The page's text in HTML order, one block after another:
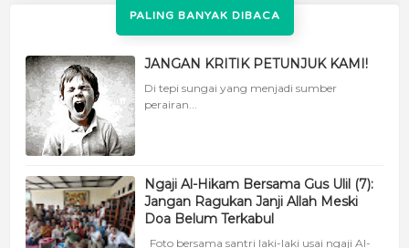
PALING BANYAK DIBACA
JANGAN KRITIK PETUNJUK KAMI!
Di tepi sungai yang menjadi sumber
perairan...
Ngaji Al-Hikam Bersama Gus Ulil (7):
Jangan Ragukan Janji Allah Meski
Doa Belum Terkabul
Foto bersama santri laki-laki usai ngaji Al-